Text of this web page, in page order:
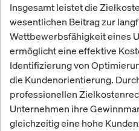
Insgesamt leistet die
wesentlichen Beitrag zur
Wettbewerbsfähigkeit eines
ermöglicht eine effektive
Identifizierung von
die Kundenorientierung.
professionellen
Unternehmen ihre
gleichzeitig eine hohe